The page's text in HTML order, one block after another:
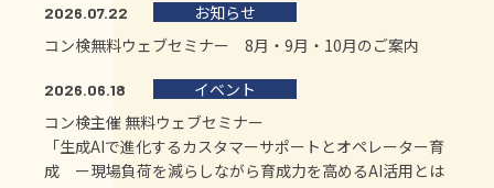
2026.07.22
お知らせ
コン検無料ウェブセミナー 8月・9月・10月のご案内
2026.06.18
イベント
コン検主催 無料ウェブセミナー
「生成AIで進化するカスタマーサポートとオペレーター育
成 ー現場負荷を減らしながら育成力を高めるAI活用とは